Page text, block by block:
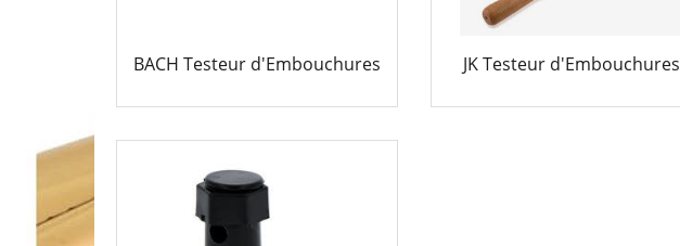
BACH Testeur d'Embouchures JK Testeur d'Embouchures